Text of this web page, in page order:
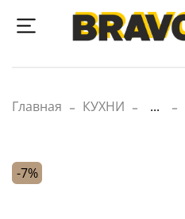
Главная КУХНИ ...
-7%